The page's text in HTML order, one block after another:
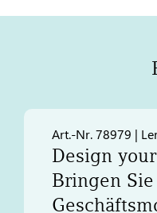
Art.-Nr. 78979 |
Design
Bringen